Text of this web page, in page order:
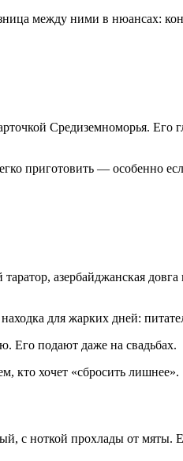
между ними в нюансах:
Средиземноморья. Его
приготовить — особенно
азербайджанская
для жарких дней:
Его подают даже на свадьбах.
кто хочет «сбросить лишнее».
с ноткой прохлады от мяты.